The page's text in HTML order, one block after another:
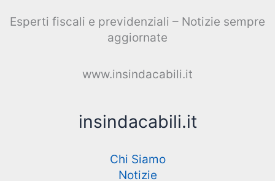
Esperti fiscali e previdenziali – Notizie sempre
aggiornate
www.insindacabili.it
insindacabili.it
Chi Siamo
Notizie